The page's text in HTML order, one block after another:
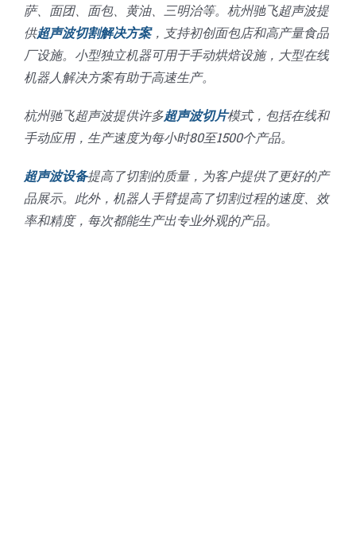
萨、面团、面包、黄油、三明治等。杭州驰飞超声波提
供超声波切割解决方案，支持初创面包店和高产量食品
厂设施。小型独立机器可用于手动烘焙设施，大型在线
机器人解决方案有助于高速生产。
杭州驰飞超声波提供许多超声波切片模式，包括在线和
手动应用，生产速度为每小时80至1500个产品。
超声波设备提高了切割的质量，为客户提供了更好的产
品展示。此外，机器人手臂提高了切割过程的速度、效
率和精度，每次都能生产出专业外观的产品。